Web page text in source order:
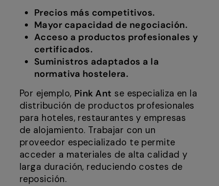
Precios más competitivos.
Mayor capacidad de negociación.
Acceso a productos profesionales y
certificados.
Suministros adaptados a la
normativa hostelera.
Por ejemplo, Pink Ant se especializa en la
distribución de productos profesionales
para hoteles, restaurantes y empresas
de alojamiento. Trabajar con un
proveedor especializado te permite
acceder a materiales de alta calidad y
larga duración, reduciendo costes de
reposición.